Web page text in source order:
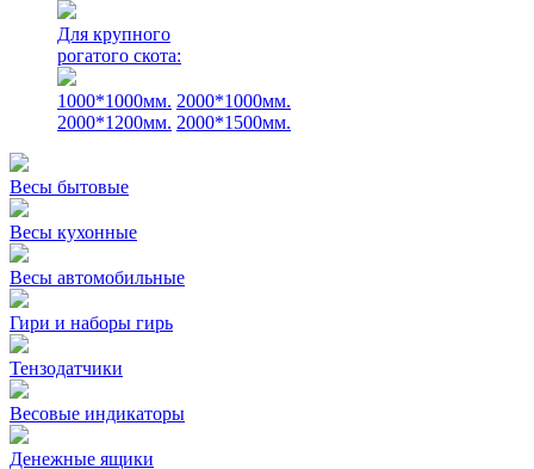
Для крупного
рогатого скота:
1000*1000мм. 2000*1000мм.
2000*1200мм. 2000*1500мм.
Весы бытовые
Весы кухонные
Весы автомобильные
Гири и наборы гирь
Тензодатчики
Весовые индикаторы
Денежные ящики